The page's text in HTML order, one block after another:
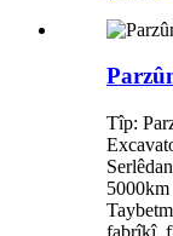
Tîp:
fabrîkî,